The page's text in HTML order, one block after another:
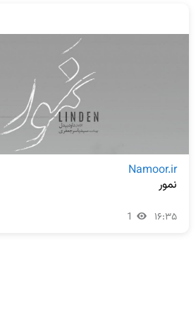
Namoor.ir
نمور
1 ۱۶:۳۵